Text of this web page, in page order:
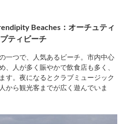
Beaches：オーチュティ
ティビーチ
一つで、人気あるビーチ。市内中心
、人が多く賑やかで飲食店も多く、
す。夜になるとクラブミュージック
から観光客までが広く遊んでいま